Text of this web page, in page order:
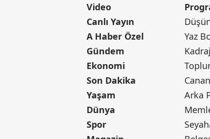
Video
Canlı Yayın
A Haber Özel
Gündem
Ekonomi
Son Dakika
Yaşam
Dünya
Spor
Yaz
Kadraj
Arka